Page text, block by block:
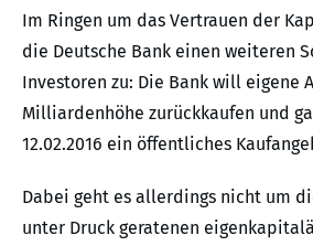
Im Ringen um das Vertrauen der
die Deutsche Bank einen weiteren
Investoren zu: Die Bank will eigene
Milliardenhöhe zurückkaufen und
12.02.2016 ein öffentliches
Dabei geht es allerdings nicht um
unter Druck geratenen